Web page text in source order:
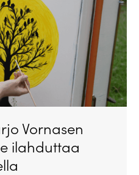
Vornasen
ilahduttaa